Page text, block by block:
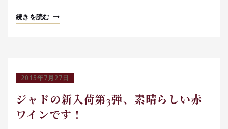
続きを読む
2015年7月27日
ジャドの新入荷第3弾、素晴らしい赤
ワインです！